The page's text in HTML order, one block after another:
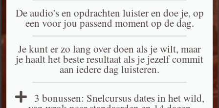
De audio's en opdrachten luister en doe je, op
een voor jou passend moment op de dag.
Je kunt er zo lang over doen als je wilt, maar
je haalt het beste resultaat als je jezelf commit
aan iedere dag luisteren.
3 bonussen: Snelcursus dates in het wild,